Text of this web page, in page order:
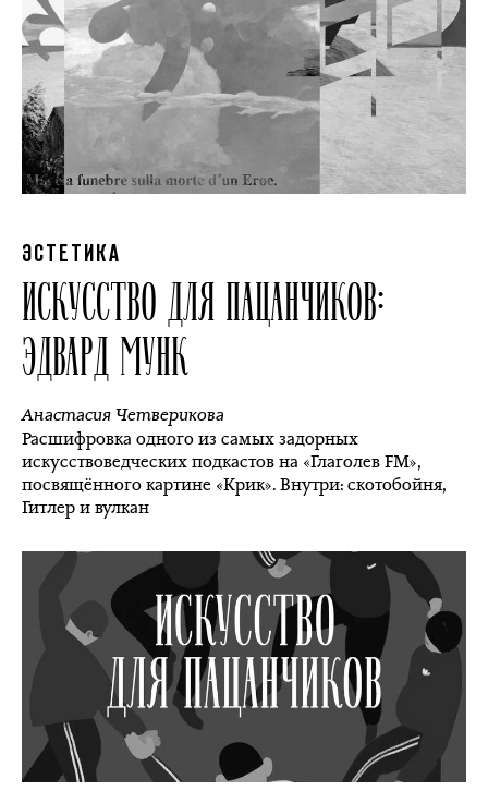
ЭСТЕТИКА
ИСКУССТВО ДЛЯ ПАЦАНЧИКОВ:
ЭДВАРД МУНК
Анастасия Четверикова
Расшифровка одного из самых задорных
искусствоведческих подкастов на «Глаголев FM»,
посвящённого картине «Крик». Внутри: скотобойня,
Гитлер и вулкан